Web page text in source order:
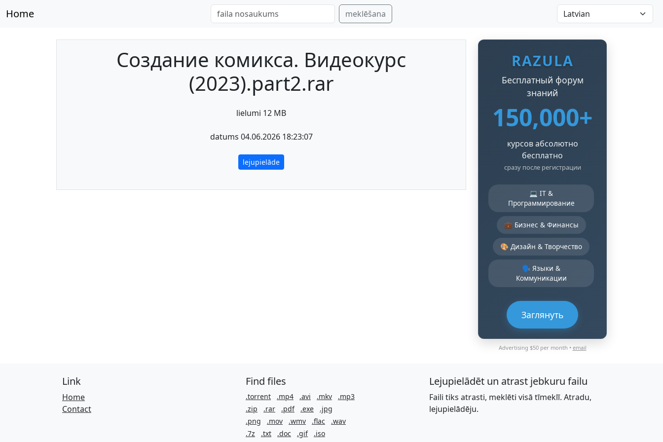
Home meklēšana
Создание комикса. Видеокурс
(2023).part2.rar
lielumi 12 MB
datums 04.06.2026 18:23:07
lejupielāde
RAZULA
Бесплатный форум
знаний
150,000+
курсов абсолютно
бесплатно
сразу после регистрации
💻 IT &
Программирование
💼 Бизнес & Финансы
🎨 Дизайн & Творчество
🗣️ Языки &
Коммуникации
Заглянуть
Advertising $50 per month • email
Link
Home
Contact
Find files
.torrent .mp4 .avi .mkv
.mp3
.zip
.rar .pdf .exe
.jpg
.png
.mov .wmv .flac
.wav
.7z
.txt .doc .gif .iso
Lejupielādēt un atrast jebkuru failu
Faili tiks atrasti, meklēti visā tīmeklī. Atradu,
lejupielādēju.